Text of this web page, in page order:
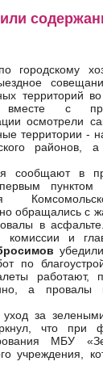
городскому
территорий
вместе с
осмотрели
территории -
районов,
сообщают в
пунктом
обращались с
в
и
по
а
за
что при
МБУ
учреждения,